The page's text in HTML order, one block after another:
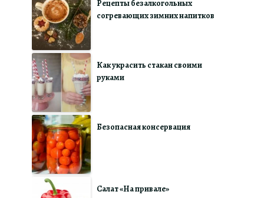
Рецепты безалкогольных
согревающих зимних напитков
Как украсить стакан своими
руками
Безопасная консервация
Салат «На привале»